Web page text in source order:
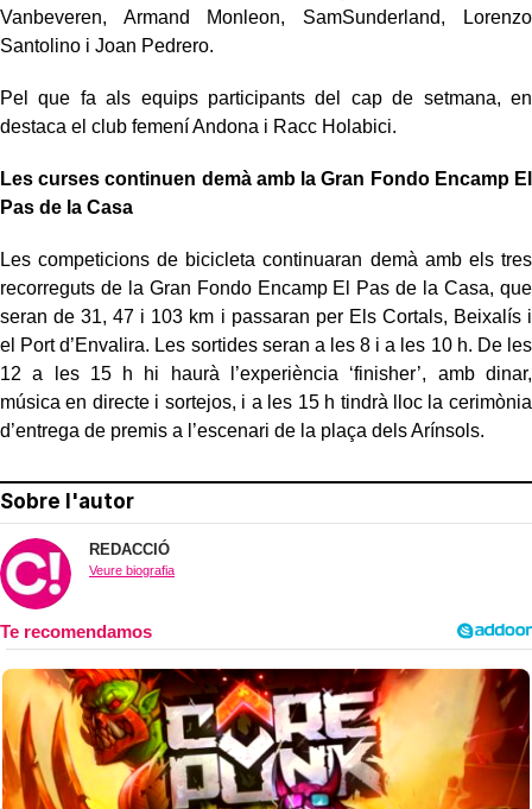
Vanbeveren, Armand Monleon, SamSunderland, Lorenzo
Santolino i Joan Pedrero.
Pel que fa als equips participants del cap de setmana, en
destaca el club femení Andona i Racc Holabici.
Les curses continuen demà amb la Gran Fondo Encamp El
Pas de la Casa
Les competicions de bicicleta continuaran demà amb els tres
recorreguts de la Gran Fondo Encamp El Pas de la Casa, que
seran de 31, 47 i 103 km i passaran per Els Cortals, Beixalís i
el Port d’Envalira. Les sortides seran a les 8 i a les 10 h. De les
12 a les 15 h hi haurà l’experiència ‘finisher’, amb dinar,
música en directe i sortejos, i a les 15 h tindrà lloc la cerimònia
d’entrega de premis a l’escenari de la plaça dels Arínsols.
Sobre l'autor
REDACCIÓ
Veure biografia